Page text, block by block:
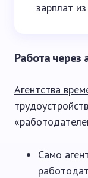
зарплат
Работа через
Агентства
Само